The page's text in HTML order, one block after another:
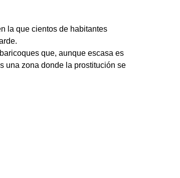
la que cientos de habitantes
que, aunque escasa es
una zona donde la prostitución se